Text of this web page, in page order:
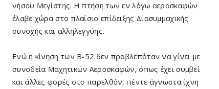
νήσου Μεγίστης. Η πτήση των εν λόγω αεροσκαφών
έλαβε χώρα στο πλαίσιο επίδειξης Διασυμμαχικής
συνοχής και αλληλεγγύης.
Ενώ η κίνηση των B-52 δεν προβλεπόταν να γίνει με
συνοδεία Μαχητικών Αεροσκαφών, όπως έχει συμβεί
και άλλες φορές στο παρελθόν, πέντε άγνωστα ίχνη